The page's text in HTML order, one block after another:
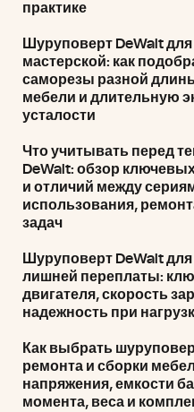
практике
Шуруповерт DeWalt
мастерской: как
саморезы разной
мебели и длительную
усталости
Что учитывать перед
DeWalt: обзор
и отличий между
использования,
задач
Шуруповерт DeWalt
лишней переплаты:
двигателя, скорость
надежность при
Как выбрать
ремонта и сборки
напряжения, емкости
момента, веса и